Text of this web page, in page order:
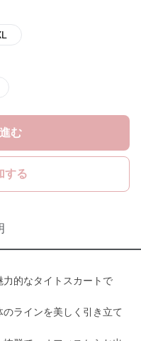
む
する
的なタイトスカートで
ラインを美しく引き立て